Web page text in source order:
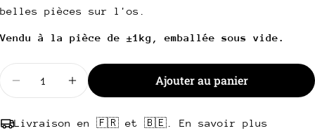
belles pièces sur l'os.
Vendu à la pièce de ±1kg, emballée sous vide.
Diminuer la quantité pour Côte à l&#39;os de
Augmenter la quantité pour Côte à
Ajouter au panier
Livraison en 🇫🇷 et 🇧🇪. En savoir plus
Partager
Partager
Facebook
PartagerÉpingler
Pinterest
message
Les champs marqués * sont obligatoires.
Envoyer une question